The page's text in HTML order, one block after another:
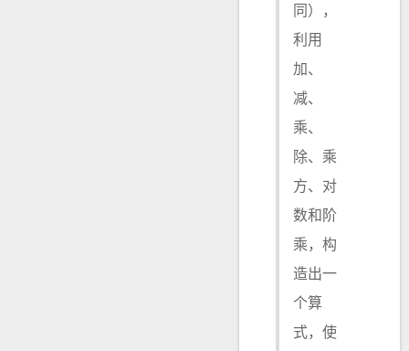
同），
利用
加、
减、
乘、
除、乘
方、对
数和阶
乘，构
造出一
个算
式，使